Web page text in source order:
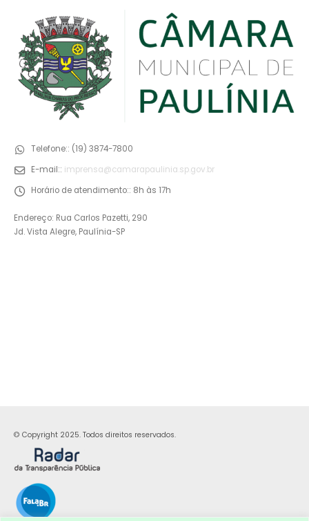
Telefone:: (19) 3874-7800
E-mail:: imprensa@camarapaulinia.sp.gov.br
Horário de atendimento:: 8h às 17h
Endereço: Rua Carlos Pazetti, 290
Jd. Vista Alegre, Paulínia-SP
© Copyright 2025. Todos direitos reservados.